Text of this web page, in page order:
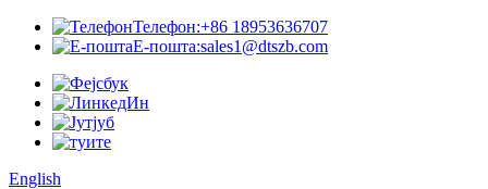
Телефон:+86 18953636707
Е-пошта:sales1@dtszb.com
English